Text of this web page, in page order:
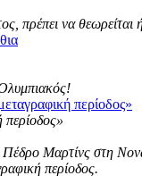
πρέπει να
περίοδος»
Μαρτίνς στη
περίοδος.